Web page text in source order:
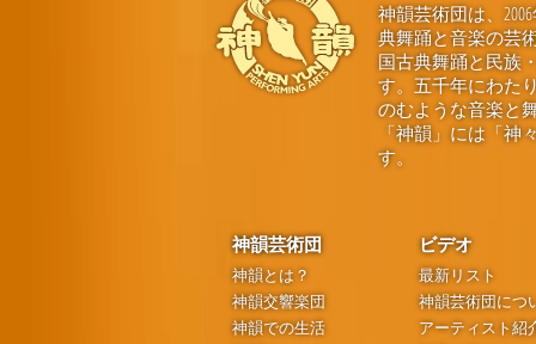
神韻芸術団は、
典舞踊と音楽の芸
国古典舞踊と民族
す。五千年にわた
のむような音楽と
「神韻」には「
す。
神韻芸術団
神韻とは？
神韻交響楽団
神韻での生活
ビデオ
最新リスト
神韻芸術団につ
アーティスト紹